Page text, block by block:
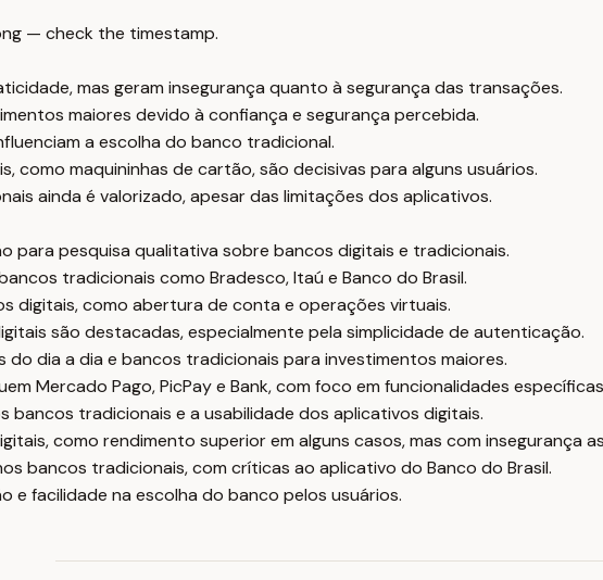
— check the timestamp.
mas geram insegurança quanto à segurança das transações.
maiores devido à confiança e segurança percebida.
a escolha do banco tradicional.
como maquininhas de cartão, são decisivas para alguns usuários.
ainda é valorizado, apesar das limitações dos aplicativos.
para pesquisa qualitativa sobre bancos digitais e tradicionais.
tradicionais como Bradesco, Itaú e Banco do Brasil.
digitais, como abertura de conta e operações virtuais.
são destacadas, especialmente pela simplicidade de autenticação.
dia a dia e bancos tradicionais para investimentos maiores.
Mercado Pago, PicPay e Bank, com foco em funcionalidades
tradicionais e a usabilidade dos aplicativos digitais.
como rendimento superior em alguns casos, mas com insegurança
bancos tradicionais, com críticas ao aplicativo do Banco do Brasil.
e facilidade na escolha do banco pelos usuários.